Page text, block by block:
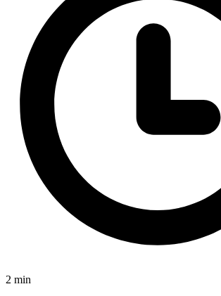
2 min